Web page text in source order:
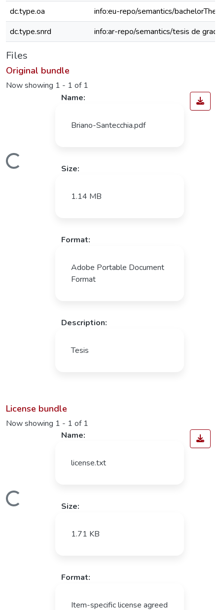
dc.type.oa
info:eu-repo/semantics/
dc.type.snrd
info:ar-repo/semantics/tesis de
Files
Original bundle
Now showing 1 - 1 of 1
Name:
Briano-Santecchia.pdf
Size:
1.14 MB
Format:
Adobe Portable Document
Format
Description:
Tesis
License bundle
Now showing 1 - 1 of 1
Name:
license.txt
Size:
1.71 KB
Format:
Item-specific license agreed